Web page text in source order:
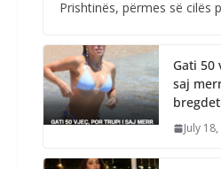
Prishtinës, përmes së cilës
Gati 50
saj
July